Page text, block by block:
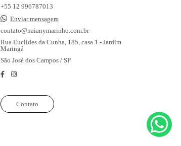
+55 12 996787013
Enviar mensagem
contato@naianymarinho.com.br
Rua Euclides da Cunha, 185, casa 1 - Jardim
Maringá
São José dos Campos / SP
Contato